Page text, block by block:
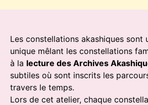
Les constellations akashiques sont
unique mêlant les constellations
à la lecture des Archives
subtiles où sont inscrits les
travers le temps.
Lors de cet atelier, chaque